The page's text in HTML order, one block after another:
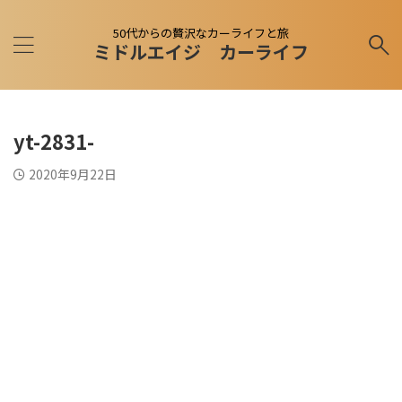
50代からの贅沢なカーライフと旅
ミドルエイジ カーライフ
yt-2831-
2020年9月22日